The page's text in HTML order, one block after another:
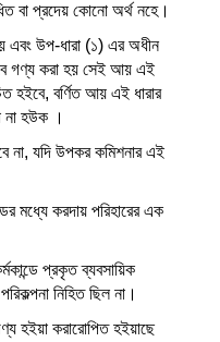
বা প্রদেয় কোনো অর্থ নহে।
উপ-ধারা (১) এর অধীন
গণ্য করা হয় সেই আয় এই
হইবে, বর্ণিত আয় এই ধারার
না হউক ।
না, যদি উপকর কমিশনার এই
মধ্যে করদায় পরিহারের এক
প্রকৃত ব্যবসায়িক
নিহিত ছিল না।
হইয়া করারোপিত হইয়াছে